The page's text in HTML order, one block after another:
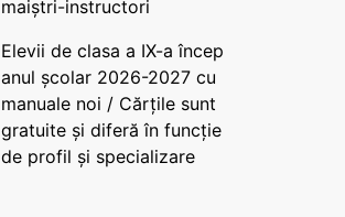
maiștri-instructori
Elevii de clasa a IX-a încep
anul școlar 2026-2027 cu
manuale noi / Cărțile sunt
gratuite și diferă în funcție
de profil și specializare